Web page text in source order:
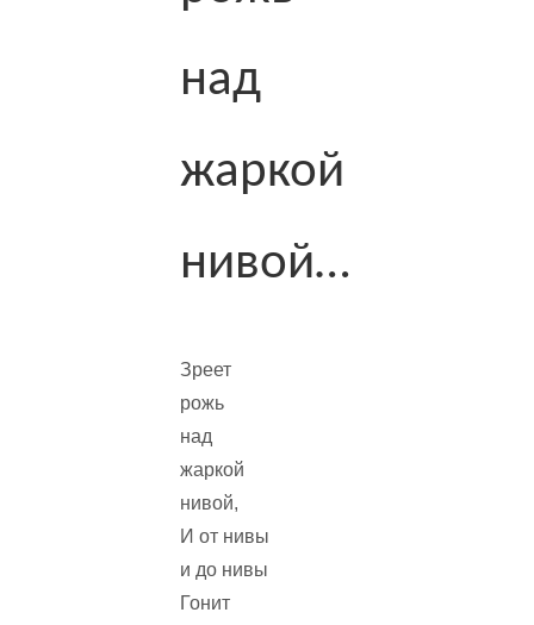
над
жаркой
нивой…
Зреет
рожь
над
жаркой
нивой,
И от нивы
и до нивы
Гонит